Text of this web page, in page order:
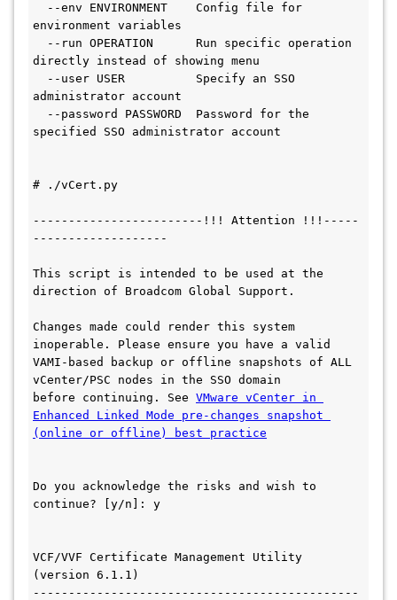
--env ENVIRONMENT    Config file for
environment variables
--run OPERATION      Run specific operation
directly instead of showing menu
--user USER          Specify an SSO
administrator account
--password PASSWORD  Password for the
specified SSO administrator account
# ./vCert.py
------------------------!!! Attention !!!-----
-------------------
This script is intended to be used at the
direction of Broadcom Global Support.
Changes made could render this system
inoperable. Please ensure you have a valid
VAMI-based backup or offline snapshots of ALL
vCenter/PSC nodes in the SSO domain
before continuing. See VMware vCenter in
Enhanced Linked Mode pre-changes snapshot
(online or offline) best practice
Do you acknowledge the risks and wish to
continue? [y/n]: y
VCF/VVF Certificate Management Utility
(version 6.1.1)
----------------------------------------------